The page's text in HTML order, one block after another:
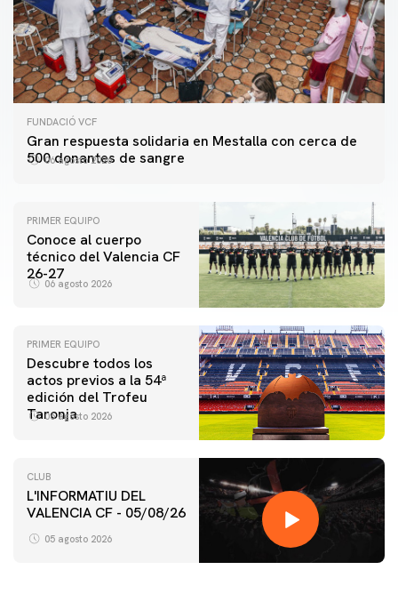
FUNDACIÓ VCF
Gran respuesta solidaria en Mestalla con cerca de
500 donantes de sangre
06 agosto 2026
PRIMER EQUIPO
Conoce al cuerpo
técnico del Valencia CF
26-27
06 agosto 2026
PRIMER EQUIPO
Descubre todos los
actos previos a la 54ª
edición del Trofeu
Taronja
06 agosto 2026
CLUB
L'INFORMATIU DEL
VALENCIA CF - 05/08/26
05 agosto 2026